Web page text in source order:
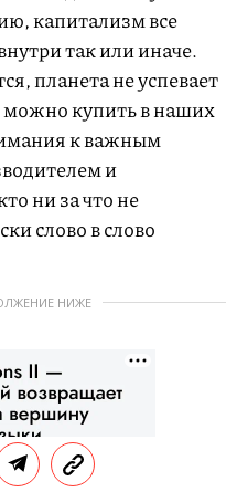
капитализм все
так или иначе.
планета не успевает
можно купить в наших
к важным
и
ни за что не
слово в слово
НИЖЕ